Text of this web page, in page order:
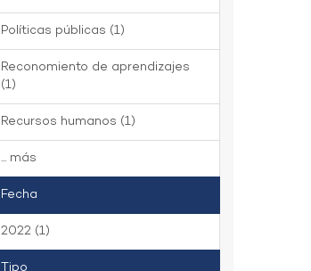
Políticas públicas (1)
Reconomiento de aprendizajes
(1)
Recursos humanos (1)
... más
Fecha
2022 (1)